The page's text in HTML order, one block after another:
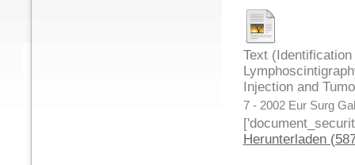
Text
Injection and
7 - 2002 Eur Surg
Herunterladen